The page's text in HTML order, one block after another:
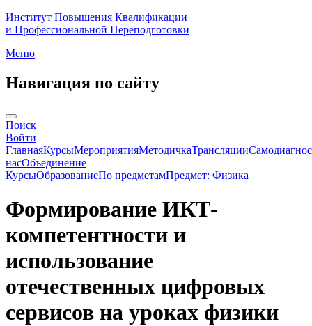
Институт Повышения Квалификации
и Профессиональной Переподготовки
Меню
Навигация по сайту
Поиск
Войти
ГлавнаяКурсыМероприятияМетодичкаТрансляции
насОбъединение
КурсыОбразованиеПо предметамПредмет: Физика
Формирование ИКТ-
компетентности и
использование
отечественных цифровых
сервисов на уроках физики